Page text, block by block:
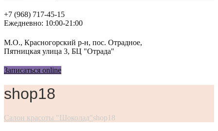
+7 (968) 717-45-15
Ежедневно: 10:00-21:00
М.О., Красногорский р-н, пос. Отрадное,
Пятницкая улица 3, БЦ "Отрада"
Записаться online
shop18
Салон красоты "Шоколад"shop18